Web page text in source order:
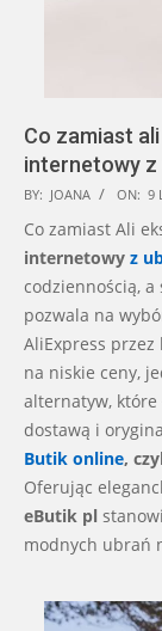
Co zamiast
internetowy z
2026-
02-
09
BY: JOANA ON: 9
Co zamiast Ali
internetowy z
codziennością,
pozwala na
AliExpress przez
na niskie ceny,
alternatyw, które
dostawą i
Butik online,
Oferując
eButik pl
modnych ubrań